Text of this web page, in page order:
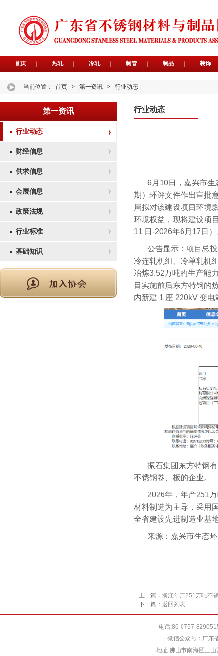
首页 热轧 冷轧 制管 制品 装饰
当前位置： 首页 > 第一资讯 > 行业动态
第一资讯
行业动态
财经信息
供求信息
会展信息
政策法规
行业标准
基础知识
行业动态
6月10日，嘉兴市生
期）环评文件作出审批
局拟对该建设项目环境
环境权益，现将建设项
11 日-2026年6月17日）
公告显示：项目总
冷连轧机组、冷单轧机
冶炼3.52万吨的生产能
目实施前后东方特钢的
内新建 1 座 220kV 变
振石集团东方特钢
不锈钢卷、板的企业。
2026年，年产251
材料制造为主导，采用
全省建设先进制造业基
来源：嘉兴市生态
上一篇： 浙江年产251万吨不
下一篇： 返回列表
电话:86-0757-
微信公众号：广东
地址:佛山市南海区三